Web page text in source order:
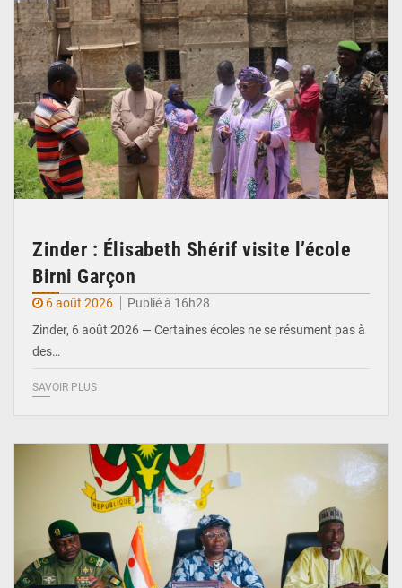
Zinder : Élisabeth Shérif visite l’école
Birni Garçon
6 août 2026
Publié à 16h28
Zinder, 6 août 2026 — Certaines écoles ne se résument pas à
des…
SAVOIR PLUS